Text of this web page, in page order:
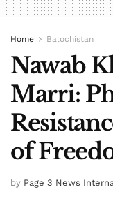
Home Balochistan
Nawab
Marri:
of
by Page 3 News